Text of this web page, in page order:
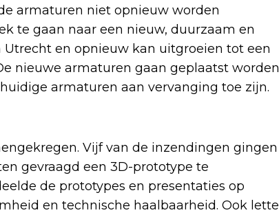
armaturen niet opnieuw worden
te gaan naar een nieuw, duurzaam en
en opnieuw kan uitgroeien tot een
nieuwe armaturen gaan geplaatst worden
armaturen aan vervanging toe zijn.
Vijf van de inzendingen gingen
gevraagd een 3D-prototype te
de prototypes en presentaties op
en technische haalbaarheid. Ook lette